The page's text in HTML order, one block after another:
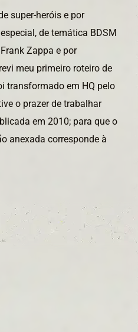
super-heróis e por
de temática BDSM
Zappa e por
meu primeiro roteiro de
transformado em HQ pelo
o prazer de trabalhar
em 2010; para que o
anexada corresponde à